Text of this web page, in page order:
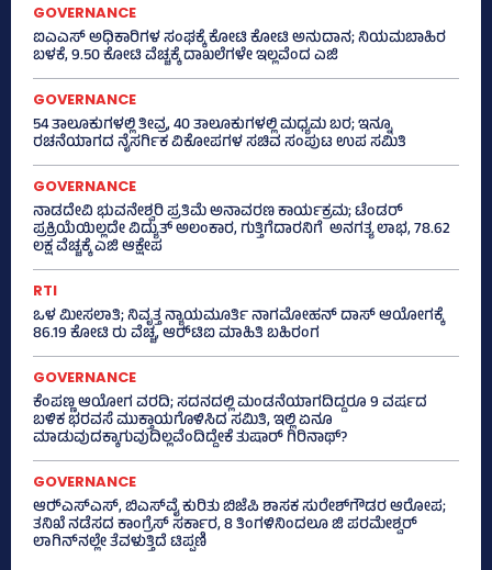
GOVERNANCE
ಐಎಎಸ್‌ ಅಧಿಕಾರಿಗಳ ಸಂಘಕ್ಕೆ ಕೋಟಿ ಕೋಟಿ ಅನುದಾನ; ನಿಯಮಬಾಹಿರ
ಬಳಕೆ, 9.50 ಕೋಟಿ ವೆಚ್ಚಕ್ಕೆ ದಾಖಲೆಗಳೇ ಇಲ್ಲವೆಂದ ಎಜಿ
GOVERNANCE
54 ತಾಲೂಕುಗಳಲ್ಲಿ ತೀವ್ರ, 40 ತಾಲೂಕುಗಳಲ್ಲಿ ಮಧ್ಯಮ ಬರ; ಇನ್ನೂ
ರಚನೆಯಾಗದ ನೈಸರ್ಗಿಕ ವಿಕೋಪಗಳ ಸಚಿವ ಸಂಪುಟ ಉಪ ಸಮಿತಿ
GOVERNANCE
ನಾಡದೇವಿ ಭುವನೇಶ್ವರಿ ಪ್ರತಿಮೆ ಅನಾವರಣ ಕಾರ್ಯಕ್ರಮ; ಟೆಂಡರ್
ಪ್ರಕ್ರಿಯೆಯಿಲ್ಲದೇ ವಿದ್ಯುತ್‌ ಅಲಂಕಾರ, ಗುತ್ತಿಗೆದಾರನಿಗೆ ಅನಗತ್ಯ ಲಾಭ, 78.62
ಲಕ್ಷ ವೆಚ್ಚಕ್ಕೆ ಎಜಿ ಆಕ್ಷೇಪ
RTI
ಒಳ ಮೀಸಲಾತಿ; ನಿವೃತ್ತ ನ್ಯಾಯಮೂರ್ತಿ ನಾಗಮೋಹನ್ ದಾಸ್ ಆಯೋಗಕ್ಕೆ
86.19 ಕೋಟಿ ರು ವೆಚ್ಚ, ಆರ್‍‌ಟಿಐ ಮಾಹಿತಿ ಬಹಿರಂಗ
GOVERNANCE
ಕೆಂಪಣ್ಣ ಆಯೋಗ ವರದಿ; ಸದನದಲ್ಲಿ ಮಂಡನೆಯಾಗದಿದ್ದರೂ 9 ವರ್ಷದ
ಬಳಿಕ ಭರವಸೆ ಮುಕ್ತಾಯಗೊಳಿಸಿದ ಸಮಿತಿ, ಇಲ್ಲಿ ಏನೂ
ಮಾಡುವುದಕ್ಕಾಗುವುದಿಲ್ಲವೆಂದಿದ್ದೇಕೆ ತುಷಾರ್ ಗಿರಿನಾಥ್?
GOVERNANCE
ಆರ್‍‌ಎಸ್‌ಎಸ್‌, ಬಿಎಸ್‌ವೈ ಕುರಿತು ಬಿಜೆಪಿ ಶಾಸಕ ಸುರೇಶ್‌ಗೌಡರ ಆರೋಪ;
ತನಿಖೆ ನಡೆಸದ ಕಾಂಗ್ರೆಸ್‌ ಸರ್ಕಾರ, 8 ತಿಂಗಳಿನಿಂದಲೂ ಜಿ ಪರಮೇಶ್ವರ್
ಲಾಗಿನ್‌ನಲ್ಲೇ ತೆವಳುತ್ತಿದೆ ಟಿಪ್ಪಣಿ